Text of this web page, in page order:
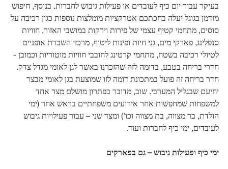
בעיקר עבור יום כיף לעובדים או פעילות גיבוש לחברות. בנוסף, חיפוש
מזדמן בגוגל יעלה בחכתכם אטרקציות מומלצות נוספות כגון רכיבה על
סוסים, מתחמי קטיף עצמי של פירות וירקות במושבי האזור, חוויות
סנפלינג, פארקי מים, גני חיות ופינות ליטוף, מרכזי השכרת אופניים
לטיולי רכיבה בשטח, מתחמי קרטינג לחובבי חוויות מוטוריות וכמובן -
חדרי בריחה בטבע, בדומה לזה שהזכרנו באשר לגן לאומי מגדל צדק.
חדר בריחה זה פועל במתכונת דומה לזו שמוצעת בגן לאומי מבצר
יחיעם שבגליל המערבי. שוב, מדובר בפתרון מושלם מצד אחד
למשפחות שמחפשות אחר אירועים משפחתיים בראש אחר (ימי
הולדת, בר מצווה, בת מצווה וכו') ומצד שני – עבור פעילויות גיבוש
לעובדים, ימי כיף לחברות ועוד.
ימי כיף ופעילות גיבוש – גם בפארקים